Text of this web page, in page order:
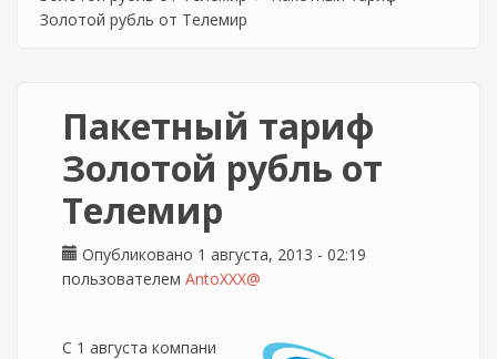
Золотой рубль от Телемир
Пакетный тариф
Золотой рубль от
Телемир
Опубликовано 1 августа, 2013 - 02:19
пользователем AntoXXX@
С 1 августа компани